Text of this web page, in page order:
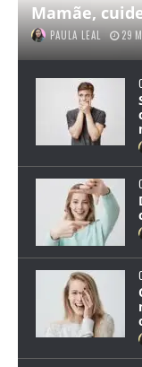
Mamãe,
PAULA LEAL 29